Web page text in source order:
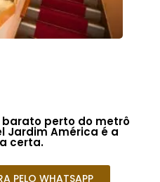
barato perto do metrô
Jardim América é a
certa.
PELO WHATSAPP